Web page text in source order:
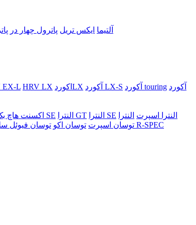
آلتیما ایکس تریل پاترول چهار در
EX-L HRV LX اکوردLX آکورد LX-S آکورد touring آکورد
اکسنت هاچ بک SE النترا GT النترا SE النترا اسپرت النترا
توسان اسپرت توسان اکو توسان فیوئل
جنسیس کوپه 3.8 R-SPEC